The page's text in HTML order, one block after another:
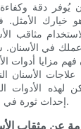
دقة
خيارك
مثاقب
في
مزايا أدوات
الأسنان
لهذه الأدوات
إحداث ثورة في ممارستك لطب الأسنان.
عن مثقاب